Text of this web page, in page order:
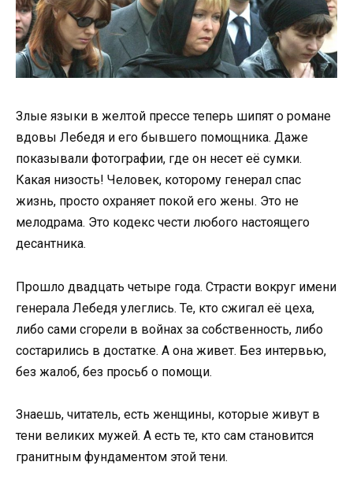
Злые языки в желтой прессе теперь шипят о романе
вдовы Лебедя и его бывшего помощника. Даже
показывали фотографии, где он несет её сумки.
Какая низость! Человек, которому генерал спас
жизнь, просто охраняет покой его жены. Это не
мелодрама. Это кодекс чести любого настоящего
десантника.
Прошло двадцать четыре года. Страсти вокруг имени
генерала Лебедя улеглись. Те, кто сжигал её цеха,
либо сами сгорели в войнах за собственность, либо
состарились в достатке. А она живет. Без интервью,
без жалоб, без просьб о помощи.
Знаешь, читатель, есть женщины, которые живут в
тени великих мужей. А есть те, кто сам становится
гранитным фундаментом этой тени.